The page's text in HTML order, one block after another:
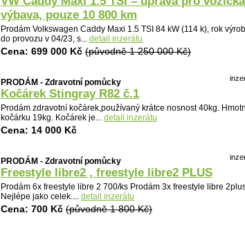
výbava, pouze 10 800 km
Prodám Volkswagen Caddy Maxi 1.5 TSI 84 kW (114 k), rok
do provozu v 04/23, s... detail inzerátu
Cena: 699 000 Kč (původně 1 250 000 Kč)
PRODÁM - Zdravotní pomůcky
Kočárek Stingray R82 č.1
Prodám zdravotní kočárek,používaný krátce nosnost 40kg.
kočárku 19kg. Kočárek je... detail inzerátu
Cena: 14 000 Kč
PRODÁM - Zdravotní pomůcky
Freestyle libre2 , freestyle libre2 PLUS
Prodám 6x freestyle libre 2 700/ks Prodám 3x freestyle libre
Nejlépe jako celek.... detail inzerátu
Cena: 700 Kč (původně 1 800 Kč)
Detail